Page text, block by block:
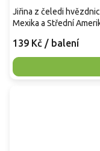
139 Kč / balení
Jiřina z čeledi
Mexika a Střední